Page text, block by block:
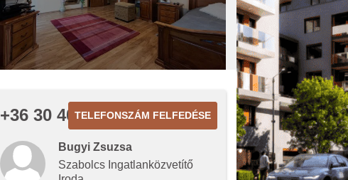
+36 30 409TELEFONSZÁM FELFEDÉSE
Bugyi Zsuzsa
Szabolcs Ingatlanközvetítő